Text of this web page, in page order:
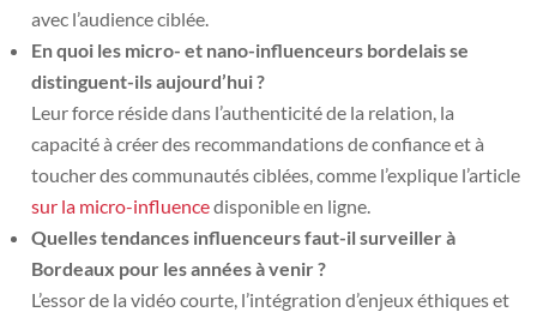
avec l’audience ciblée.
En quoi les micro- et nano-influenceurs bordelais se
distinguent-ils aujourd’hui ?
Leur force réside dans l’authenticité de la relation, la
capacité à créer des recommandations de confiance et à
toucher des communautés ciblées, comme l’explique l’article
sur la micro-influencedisponible en ligne.
Quelles tendances influenceurs faut-il surveiller à
Bordeaux pour les années à venir ?
L’essor de la vidéo courte, l’intégration d’enjeux éthiques et